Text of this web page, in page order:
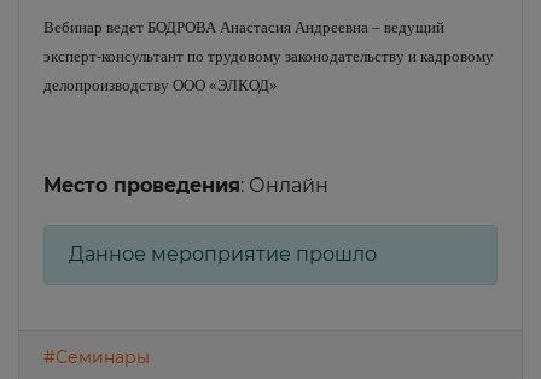
Вебинар ведет БОДРОВА Анастасия Андреевна – ведущий
эксперт-консультант по трудовому законодательству и кадровому
делопроизводству ООО «ЭЛКОД»
Место проведения: Онлайн
Данное мероприятие прошло
#Семинары